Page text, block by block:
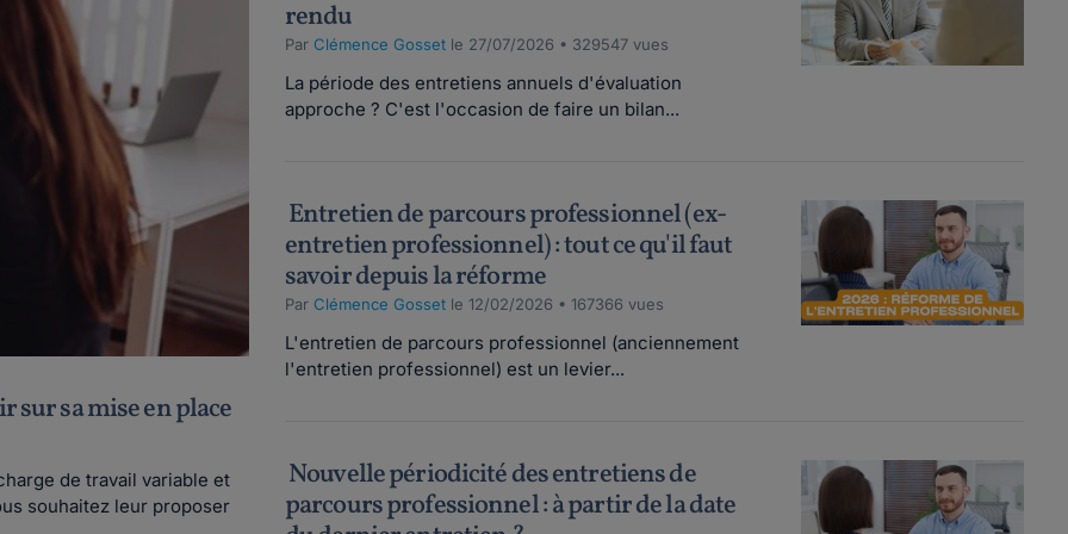
sa mise en place
de travail variable et
souhaitez leur proposer
rendu
Par Clémence Gosset le 27/07/2026 • 329547 vues
La période des entretiens annuels d'évaluation
approche ? C'est l'occasion de faire un bilan...
Entretien de parcours professionnel (ex-
entretien professionnel) : tout ce qu'il faut
savoir depuis la réforme
Par Clémence Gosset le 12/02/2026 • 167366 vues
L'entretien de parcours professionnel (anciennement
l'entretien professionnel) est un levier...
Nouvelle périodicité des entretiens de
parcours professionnel : à partir de la date